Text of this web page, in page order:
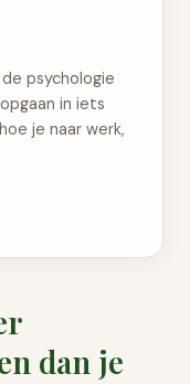
psychologie
in iets
je naar werk,
dan je